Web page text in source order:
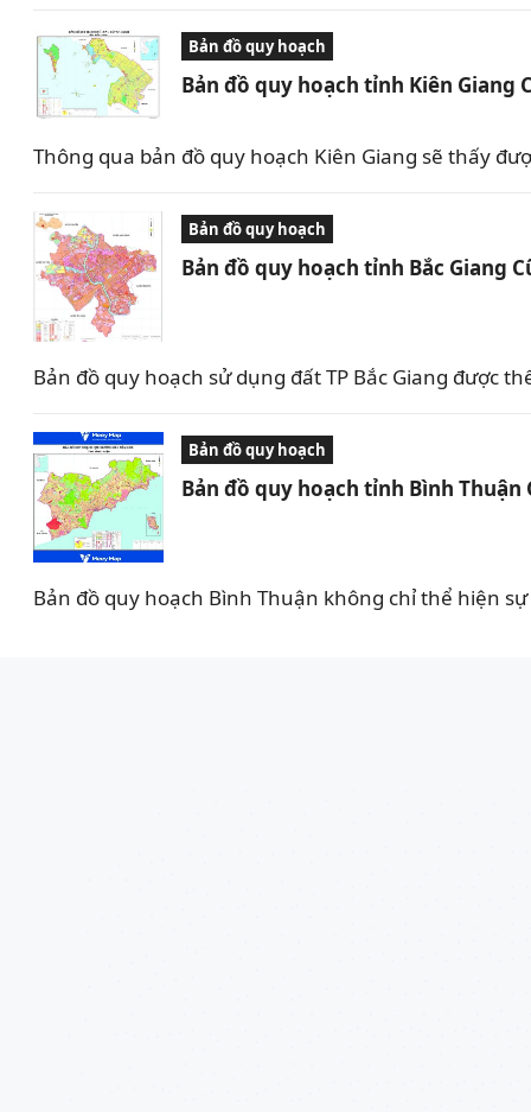
Bản đồ quy hoạch
Bản đồ quy hoạch tỉnh Kiên Giang
Thông qua bản đồ quy hoạch Kiên Giang sẽ thấy
Bản đồ quy hoạch
Bản đồ quy hoạch tỉnh Bắc Giang
Bản đồ quy hoạch sử dụng đất TP Bắc Giang được
Bản đồ quy hoạch
Bản đồ quy hoạch tỉnh Bình Thuận
Bản đồ quy hoạch Bình Thuận không chỉ thể hiện